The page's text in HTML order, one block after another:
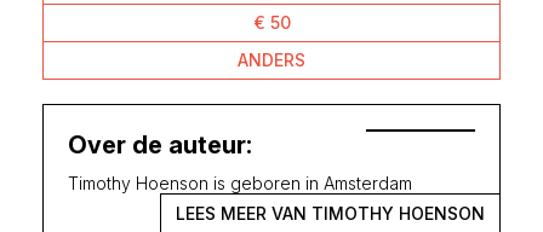
€ 50
ANDERS
Over de auteur:
Timothy Hoenson is geboren in Amsterdam
LEES MEER VAN TIMOTHY HOENSON